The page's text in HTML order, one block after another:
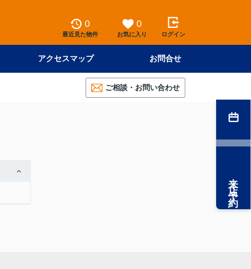
0
最近見た物件
0
お気に入り ログイン
アクセスマップ お問合せ
ご相談・お問い合わせ
来店予約